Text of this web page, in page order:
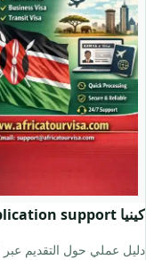
كينيا digital application support
دليل عملي حول التقديم عبر